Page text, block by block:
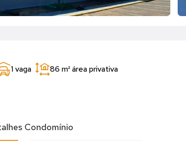
1 vaga 86 m²área privativa
Condomínio